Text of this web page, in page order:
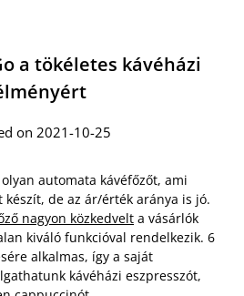
a tökéletes kávéházi
on 2021-10-25
automata kávéfőzőt, ami
készít, de az ár/érték aránya is jó.
nagyon közkedvelt a vásárlók
kiváló funkcióval rendelkezik. 6
alkalmas, így a saját
kávéházi eszpresszót,